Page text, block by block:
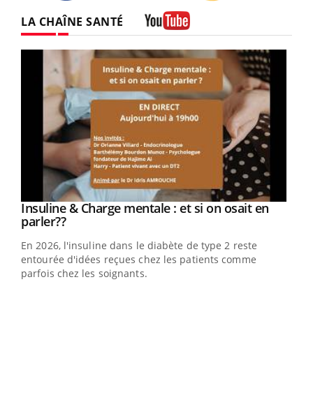
LA CHAÎNE SANTÉ
Youtube
Insuline & Charge mentale : et si on osait en
parler??Youtube
En 2026, l'insuline dans le diabète de type 2 reste
entourée d'idées reçues chez les patients comme
parfois chez les soignants.